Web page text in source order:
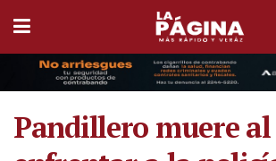
Pandillero muere al